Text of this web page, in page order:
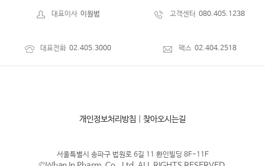
대표이사 이원범 고객센터 080.405.1238
대표전화 02.405.3000 팩스 02.404.2518
개인정보처리방침 찾아오시는길
서울특별시 송파구 법원로 6길 11 환인빌딩 8F-11F